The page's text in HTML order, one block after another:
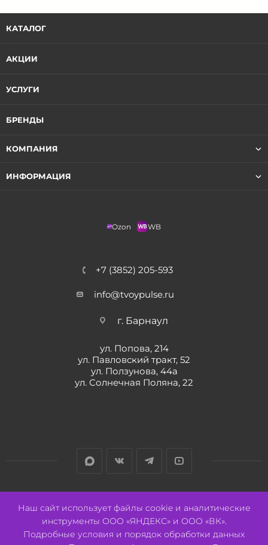
КАТАЛОГ
АКЦИИ
УСЛУГИ
БРЕНДЫ
КОМПАНИЯ
ИНФОРМАЦИЯ
Ozon WB
+7 (3852) 205-593
info@tvoypulse.ru
г. Барнаул
ул. Попова, 214
ул. Павловский тракт, 52
ул. Ползунова, 44а
ул. Солнечная Поляна, 22
Разработано:Авалон
Наш сайт использует файлы cookie и аналитические
инструменты ООО «ЯНДЕКС» и ООО «ВК».
Подробные условия и порядок обработки данных